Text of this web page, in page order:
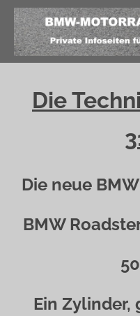
Die
Die neue
BMW
Ein Zylinder,